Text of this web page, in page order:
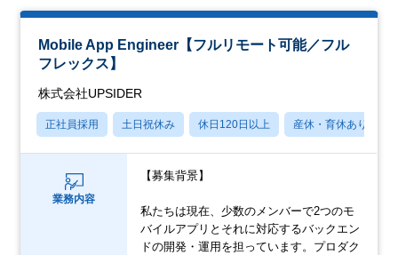
Mobile App Engineer【フルリモート可能／フル
フレックス】
株式会社UPSIDER
正社員採用 土日祝休み 休日120日以上 産休・育休あり
業務内容
【募集背景】
私たちは現在、少数のメンバーで2つのモ
バイルアプリとそれに対応するバックエン
ドの開発・運用を担っています。プロダク